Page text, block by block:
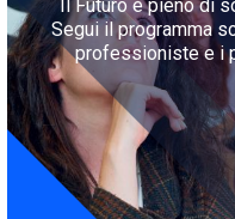
Il Futuro è pieno di
Segui il programma
professioniste e i